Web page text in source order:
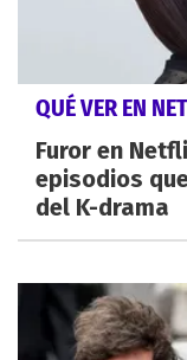
QUÉ VER EN
Furor en
episodios
del K-drama